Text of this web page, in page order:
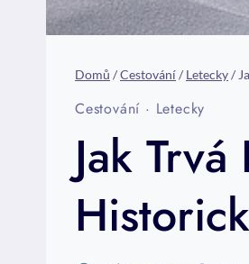
Domů /Cestování/ Letecky/
Cestování · Letecky
Jak